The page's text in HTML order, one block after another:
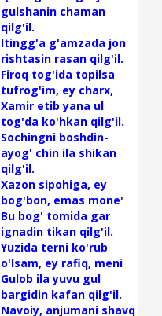
gulshanin chaman
qilg'il.
Itingg'a g'amzada jon
rishtasin rasan qilg'il.
Firoq tog'ida topilsa
tufrog'im, ey charx,
Xamir etib yana ul
tog'da ko'hkan qilg'il.
Sochingni boshdin-
ayog' chin ila shikan
qilg'il.
Xazon sipohiga, ey
bog'bon, emas mone'
Bu bog' tomida gar
ignadin tikan qilg'il.
Yuzida terni ko'rub
o'lsam, ey rafiq, meni
Gulob ila yuvu gul
bargidin kafan qilg'il.
Navoiy, anjumani shavq